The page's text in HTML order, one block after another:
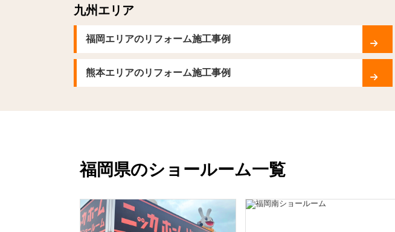
九州エリア
福岡エリアのリフォーム施工事例
熊本エリアのリフォーム施工事例
福岡県のショールーム一覧